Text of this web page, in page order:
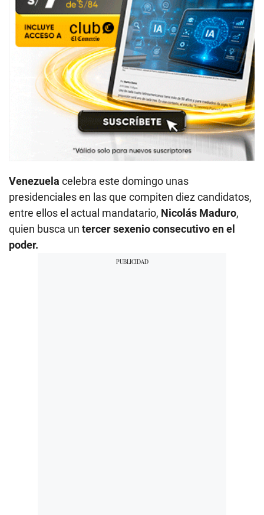
Venezuela celebra este domingo unas
presidenciales en las que compiten diez candidatos,
entre ellos el actual mandatario, Nicolás Maduro,
quien busca un tercer sexenio consecutivo en el
poder.